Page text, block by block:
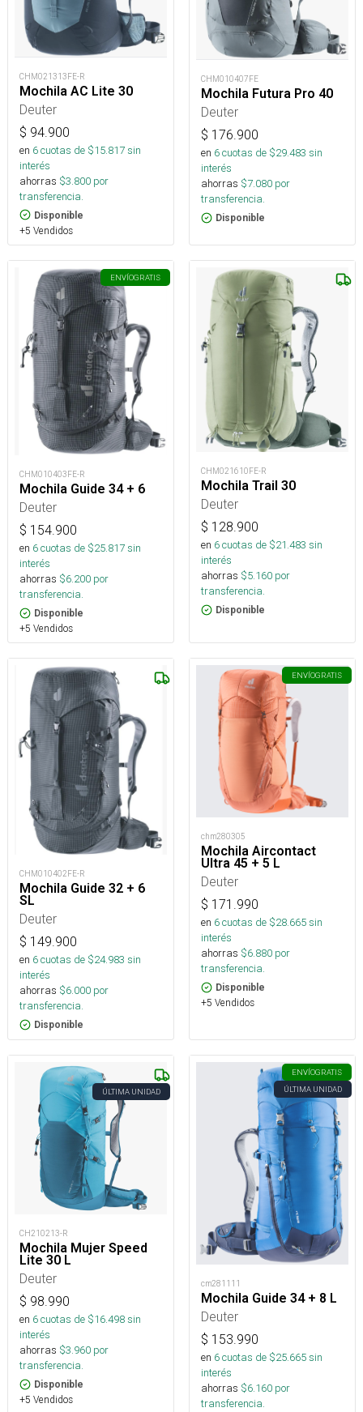
CHM021313FE-R
Mochila AC Lite 30
Deuter
$ 94.900
en 6cuotas de $15.817sin
interés
ahorras $3.800 por
transferencia.
Disponible
+5 Vendidos
CHM010407FE
Mochila Futura Pro 40
Deuter
$ 176.900
en 6cuotas de $29.483 sin
interés
ahorras $7.080 por
transferencia.
Disponible
ENVÍOGRATIS
CHM010403FE-R
Mochila Guide 34 + 6
Deuter
$ 154.900
en 6cuotas de $25.817sin
interés
ahorras $6.200 por
transferencia.
Disponible
+5 Vendidos
CHM021610FE-R
Mochila Trail 30
Deuter
$ 128.900
en 6cuotas de $21.483 sin
interés
ahorras $5.160 por
transferencia.
Disponible
CHM010402FE-R
Mochila Guide 32 + 6
SL
Deuter
$ 149.900
en 6cuotas de $24.983 sin
interés
ahorras $6.000 por
transferencia.
Disponible
ENVÍOGRATIS
chm280305
Mochila Aircontact
Ultra 45 + 5 L
Deuter
$ 171.990
en 6cuotas de $28.665sin
interés
ahorras $6.880 por
transferencia.
Disponible
+5 Vendidos
ÚLTIMA UNIDAD
CH210213-R
Mochila Mujer Speed
Lite 30 L
Deuter
$ 98.990
en 6cuotas de $16.498sin
interés
ahorras $3.960 por
transferencia.
Disponible
+5 Vendidos
ENVÍOGRATIS
ÚLTIMA UNIDAD
cm281111
Mochila Guide 34 + 8 L
Deuter
$ 153.990
en 6cuotas de $25.665sin
interés
ahorras $6.160 por
transferencia.